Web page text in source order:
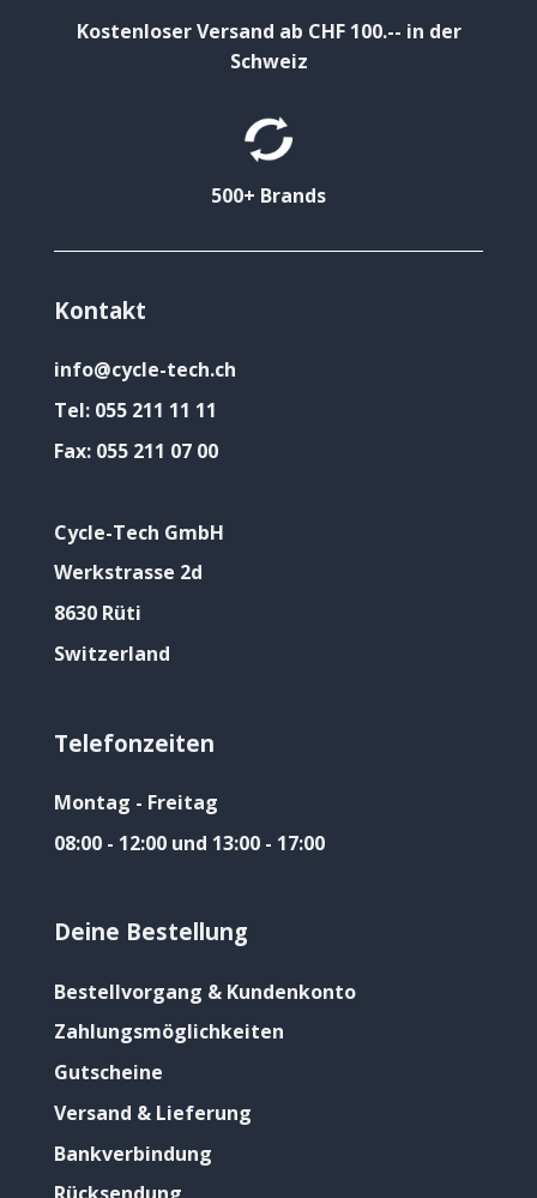
Kostenloser Versand ab CHF 100.-- in der
Schweiz
500+ Brands
Kontakt
info@cycle-tech.ch
Tel: 055 211 11 11
Fax: 055 211 07 00
Cycle-Tech GmbH
Werkstrasse 2d
8630 Rüti
Switzerland
Telefonzeiten
Montag - Freitag
08:00 - 12:00 und 13:00 - 17:00
Deine Bestellung
Bestellvorgang & Kundenkonto
Zahlungsmöglichkeiten
Gutscheine
Versand & Lieferung
Bankverbindung